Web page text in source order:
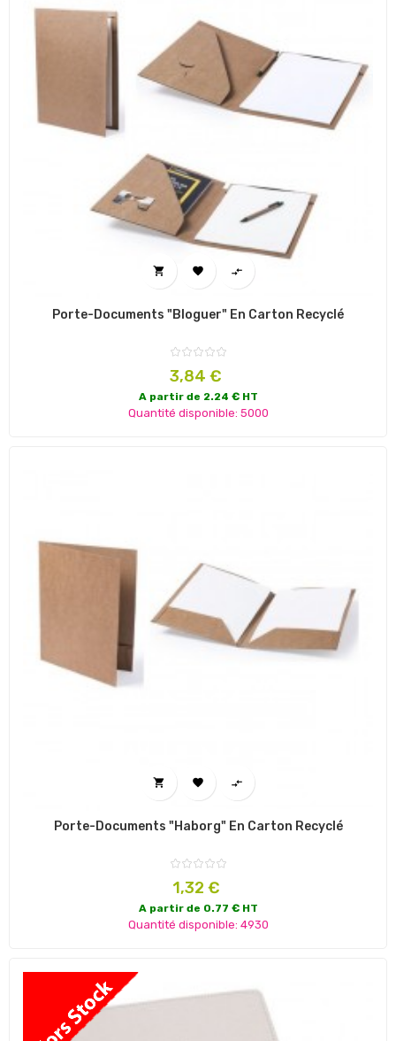
  
Porte-Documents "Bloguer" En Carton Recyclé
Prix
3,84 €
A partir de 2.24 € HT
Quantité disponible: 5000
  
Porte-Documents "Haborg" En Carton Recyclé
Prix
1,32 €
A partir de 0.77 € HT
Quantité disponible: 4930